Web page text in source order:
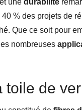
et une durabilité
% des projets de
Que ce soit pour
nombreuses
toile de